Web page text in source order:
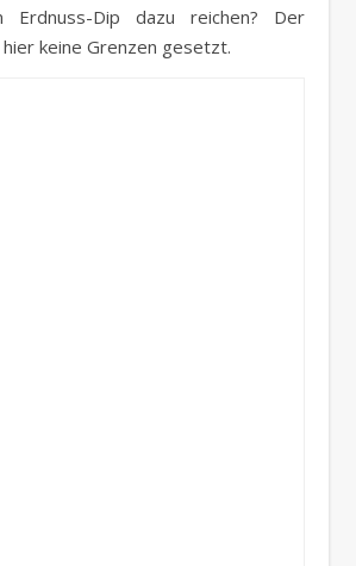
Erdnuss-Dip dazu reichen? Der
keine Grenzen gesetzt.